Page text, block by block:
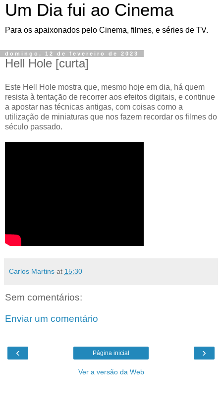
Um Dia fui ao Cinema
Para os apaixonados pelo Cinema, filmes, e séries de TV.
domingo, 12 de fevereiro de 2023
Hell Hole [curta]
Este Hell Hole mostra que, mesmo hoje em dia, há quem
resista à tentação de recorrer aos efeitos digitais, e continue
a apostar nas técnicas antigas, com coisas como a
utilização de miniaturas que nos fazem recordar os filmes do
século passado.
Carlos Martins at 15:30
Sem comentários:
Enviar um comentário
‹ ›
Página inicial
Ver a versão da Web